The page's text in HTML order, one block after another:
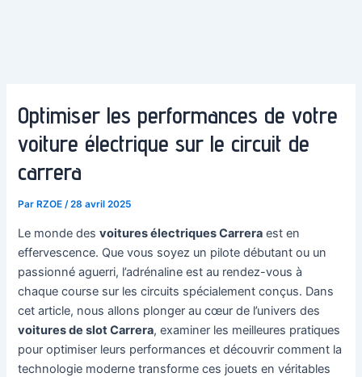
Optimiser les performances de votre
voiture électrique sur le circuit de
carrera
Par RZOE/28 avril 2025
Le monde desvoitures électriques Carrera est en
effervescence. Que vous soyez un pilote débutant ou un
passionné aguerri, l’adrénaline est au rendez-vous à
chaque course sur les circuits spécialement conçus. Dans
cet article, nous allons plonger au cœur de l’univers des
voitures de slot Carrera, examiner les meilleures pratiques
pour optimiser leurs performances et découvrir comment la
technologie moderne transforme ces jouets en véritables